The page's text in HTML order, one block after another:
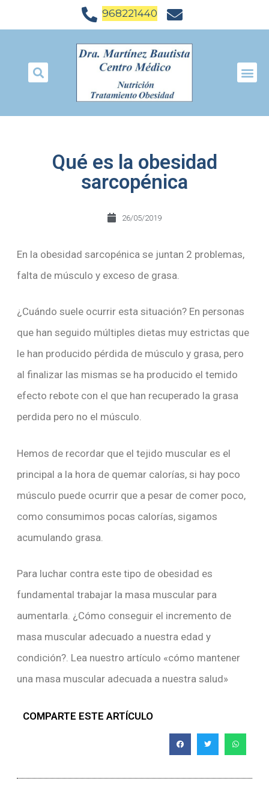
968221440
Qué es la obesidad
sarcopénica
26/05/2019
En la obesidad sarcopénica se juntan 2 problemas,
falta de músculo y exceso de grasa.
¿Cuándo suele ocurrir esta situación? En personas
que han seguido múltiples dietas muy estrictas que
le han producido pérdida de músculo y grasa, pero
al finalizar las mismas se ha producido el temido
efecto rebote con el que han recuperado la grasa
perdida pero no el músculo.
Hemos de recordar que el tejido muscular es el
principal a la hora de quemar calorías, si hay poco
músculo puede ocurrir que a pesar de comer poco,
como consumimos pocas calorías, sigamos
acumulando grasa.
Para luchar contra este tipo de obesidad es
fundamental trabajar la masa muscular para
aumentarla. ¿Cómo conseguir el incremento de
masa muscular adecuado a nuestra edad y
condición?. Lea nuestro artículo «cómo mantener
una masa muscular adecuada a nuestra salud»
COMPARTE ESTE ARTÍCULO